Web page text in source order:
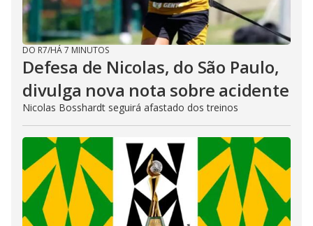
DO R7/HÁ 7 MINUTOS
Defesa de Nicolas, do São Paulo,
divulga nova nota sobre acidente
Nicolas Bosshardt seguirá afastado dos treinos